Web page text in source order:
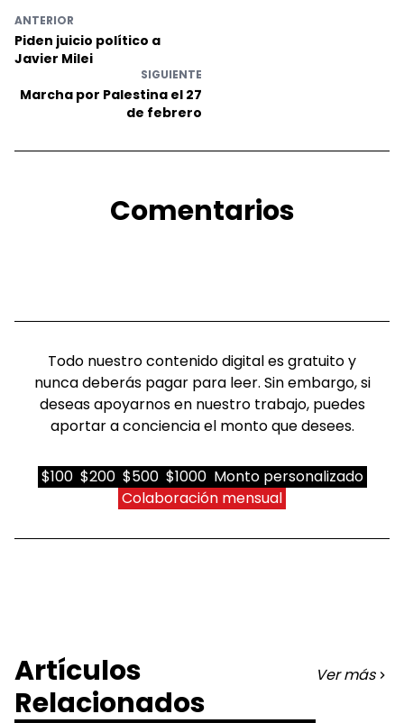
ANTERIOR
Piden juicio político a
Javier Milei
SIGUIENTE
Marcha por Palestina el 27
de febrero
Comentarios
Todo nuestro contenido digital es gratuito y
nunca deberás pagar para leer. Sin embargo, si
deseas apoyarnos en nuestro trabajo, puedes
aportar a conciencia el monto que desees.
$100 $200 $500 $1000 Monto personalizado
Colaboración mensual
Artículos
Relacionados
Ver más